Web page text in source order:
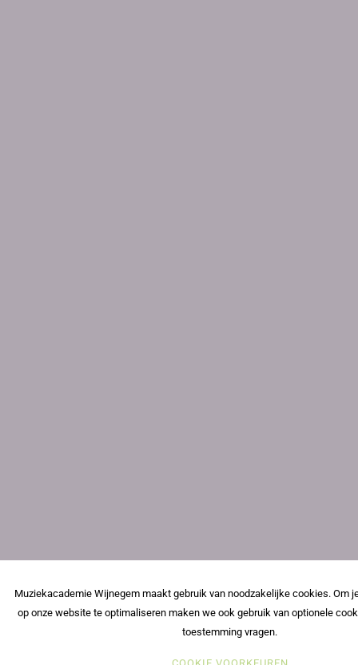
Muziekacademie Wijnegem maakt gebruik van noodzakelijke cookies. Om
op onze website te optimaliseren maken we ook gebruik van optionele
toestemming vragen.